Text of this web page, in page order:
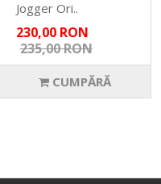
Jogger Ori..
230,00 RON
235,00 RON
CUMPĂRĂ